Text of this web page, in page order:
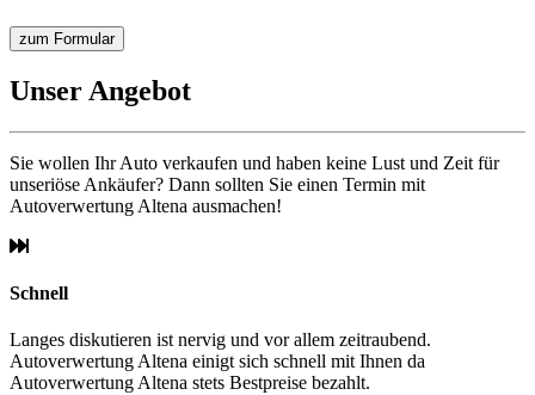
zum Formular
Unser Angebot
Sie wollen Ihr Auto verkaufen und haben keine Lust und Zeit für
unseriöse Ankäufer? Dann sollten Sie einen Termin mit
Autoverwertung Altena ausmachen!
Schnell
Langes diskutieren ist nervig und vor allem zeitraubend.
Autoverwertung Altena einigt sich schnell mit Ihnen da
Autoverwertung Altena stets Bestpreise bezahlt.